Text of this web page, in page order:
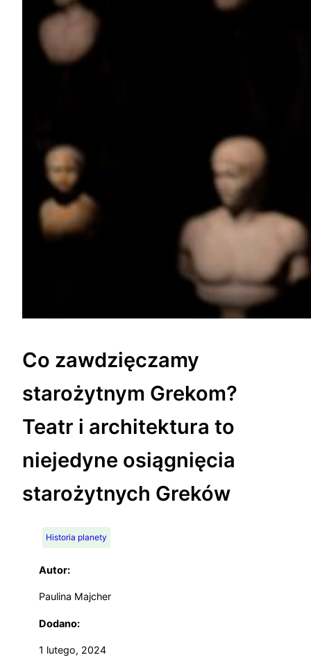
Co zawdzięczamy
starożytnym Grekom?
Teatr i architektura to
niejedyne osiągnięcia
starożytnych Greków
Historia planety
Autor:
Paulina Majcher
Dodano:
1 lutego, 2024